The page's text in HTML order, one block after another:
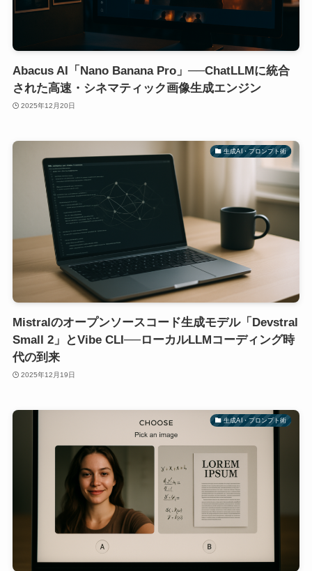
Abacus AI「Nano Banana Pro」──ChatLLMに統合
された高速・シネマティック画像生成エンジン
2025年12月20日
生成AI・プロンプト術
Mistralのオープンソースコード生成モデル「Devstral
Small 2」とVibe CLI──ローカルLLMコーディング時
代の到来
2025年12月19日
生成AI・プロンプト術